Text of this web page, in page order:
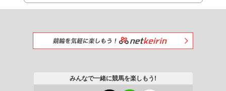
みんなで一緒に競馬を楽しもう!